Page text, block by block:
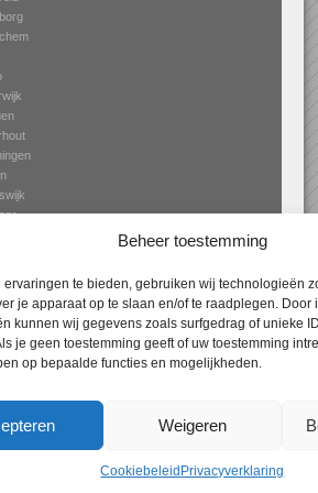
Beheer toestemming
ervaringen te bieden, gebruiken wij technologieën
je apparaat op te slaan en/of te raadplegen. Door
kunnen wij gegevens zoals surfgedrag of unieke
je geen toestemming geeft of uw toestemming
op bepaalde functies en mogelijkheden.
Weigeren
Cookiebeleid Privacyverklaring
> Aanbouw Wageningen – specialist in
erkers en veranda’s!